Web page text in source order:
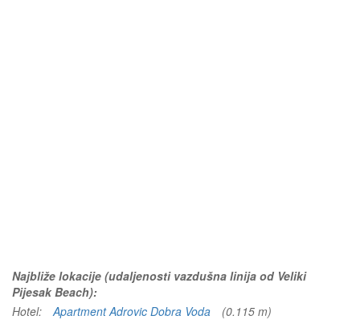
Najbliže lokacije (udaljenosti vazdušna linija od Veliki
Pijesak Beach):
Hotel:
Apartment Adrovic Dobra Voda
(0.115 m)